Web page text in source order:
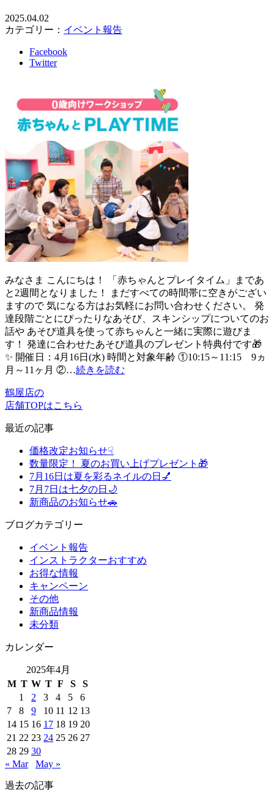
2025.04.02
カテゴリー： イベント報告
Facebook
Twitter
みなさま こんにちは！ 「赤ちゃんとプレイタイム」まであ
と2週間となりました！ まだすべての時間帯に空きがござい
ますので 気になる方はお気軽にお問い合わせください。 発
達段階ごとにぴったりなあそび、スキンシップについてのお
話や あそび道具を使って赤ちゃんと一緒に実際に遊びま
す！ 発達に合わせたあそび道具のプレゼント特典付です🎁
✨ 開催日：4月16日(水) 時間と対象年齢 ①10:15～11:15 9ヵ
月～11ヶ月 ②…続きを読む
鶴屋店の
店舗TOPはこちら
最近の記事
価格改定お知らせ☟
数量限定！ 夏のお買い上げプレゼント🎁
7月16日は夏を彩るネイルの日💅
7月7日は七夕の日🌙
新商品のお知らせ🚗
ブログカテゴリー
イベント報告
インストラクターおすすめ
お得な情報
キャンペーン
その他
新商品情報
未分類
カレンダー
2025年4月
M T W T F S
S
1
2 3 4 5
6
7
8 9 10 11 12 13
14 15 16 17 18 19 20
21 22 23 24 25 26 27
28 29 30
« Mar
May »
過去の記事